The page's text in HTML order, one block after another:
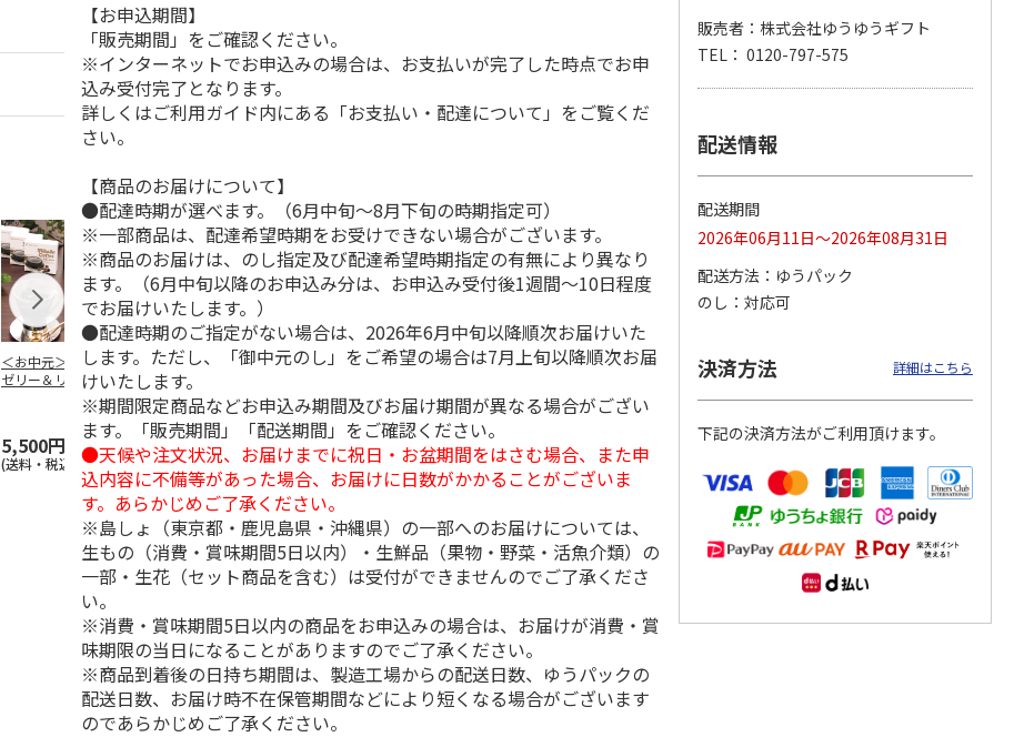
＜お中元＞コーヒー
ゼリー＆リキッドコ
5,500円
(送料・税込)
＜お中元＞無糖アイ
スコーヒー４本
3,780円
(送料・税込)
＜お中元＞無糖アイ
6,980円
(送料・税込)
mikiya coffee
黄…
2,350円
(送料・税込)
＜お中元＞アイスコ
4,320円
(送料・税込)
スターバックス オ
リガミドリップコー
ヒーギフトＡ【弔事
1,580円
mikiya coffee
『With Flowers』
赤…
2,210円
(送料・税込)
【お申込期間】
「販売期間」をご確認ください。
※インターネットでお申込みの場合は、お支払いが完了した時点でお申
込み受付完了となります。
詳しくはご利用ガイド内にある「お支払い・配達について」をご覧くだ
さい。
【商品のお届けについて】
●配達時期が選べます。（6月中旬～8月下旬の時期指定可）
※一部商品は、配達希望時期をお受けできない場合がございます。
※商品のお届けは、のし指定及び配達希望時期指定の有無により異なり
ます。（6月中旬以降のお申込み分は、お申込み受付後1週間～10日程度
でお届けいたします。）
●配達時期のご指定がない場合は、2026年6月中旬以降順次お届けいた
します。ただし、「御中元のし」をご希望の場合は7月上旬以降順次お届
けいたします。
※期間限定商品などお申込み期間及びお届け期間が異なる場合がござい
ます。「販売期間」「配送期間」をご確認ください。
●天候や注文状況、お届けまでに祝日・お盆期間をはさむ場合、また申
込内容に不備等があった場合、お届けに日数がかかることがございま
す。あらかじめご了承ください。
※島しょ（東京都・鹿児島県・沖縄県）の一部へのお届けについては、
生もの（消費・賞味期間5日以内）・生鮮品（果物・野菜・活魚介類）の
一部・生花（セット商品を含む）は受付ができませんのでご了承くださ
い。
※消費・賞味期間5日以内の商品をお申込みの場合は、お届けが消費・賞
味期限の当日になることがありますのでご了承ください。
※商品到着後の日持ち期間は、製造工場からの配送日数、ゆうパックの
配送日数、お届け時不在保管期間などにより短くなる場合がございます
のであらかじめご了承ください。
販売者：株式会社ゆうゆうギフト
TEL： 0120-797-575
配送情報
配送期間
2026年06月11日～2026年08月31日
配送方法
ゆうパック
のし
対応可
決済方法 詳細はこちら
下記の決済方法がご利用頂けます。